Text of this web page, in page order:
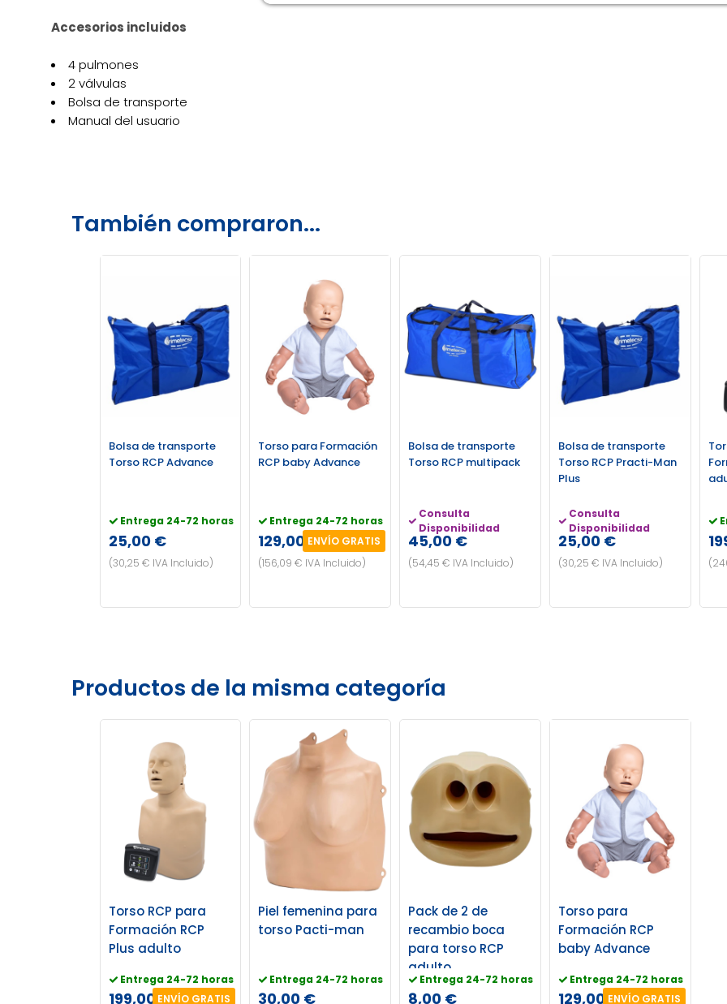
Accesorios incluidos
4 pulmones
2 válvulas
Bolsa de transporte
Manual del usuario
También compraron...
Bolsa de transporte
Torso RCP Advance
Entrega 24-72 horas
25,00 €
(30,25 € IVA Incluido)
Torso para Formación
RCP baby Advance
Entrega 24-72 horas
129,00 €ENVÍO GRATIS
(156,09 € IVA Incluido)
Bolsa de transporte
Torso RCP multipack
Consulta
Disponibilidad
45,00 €
(54,45 € IVA Incluido)
Bolsa de transporte
Torso RCP Practi-Man
Plus
Consulta
Disponibilidad
25,00 €
(30,25 € IVA Incluido)
Productos de la misma categoría
Torso RCP para
Formación RCP
Plus adulto
Entrega 24-72 horas
199,00 €ENVÍO GRATIS
Piel femenina para
torso Pacti-man
Entrega 24-72 horas
30,00 €
Pack de 2 de
recambio boca
para torso RCP
adulto
Entrega 24-72 horas
8,00 €
Torso para
Formación RCP
baby Advance
Entrega 24-72 horas
129,00 €ENVÍO GRATIS